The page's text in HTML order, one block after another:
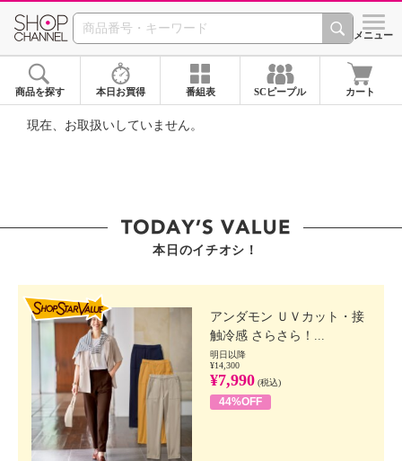
SHOP CHANNEL ショッ
メニュー
商品を探す 本日お買得 番組表 SCピープル カート
現在、お取扱いしていません。
本日のイチオシ！
アンダモン ＵＶカット・接
触冷感 さらさら！...
明日以降
¥14,300
¥7,990 (税込)
44%OFF